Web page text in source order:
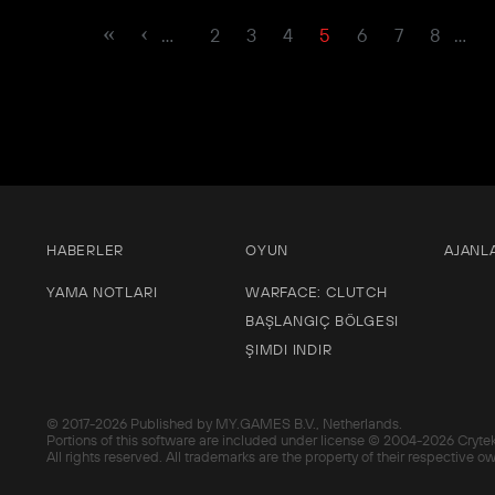
… 2 3 4 5 6 7 8 …
HABERLER
YAMA NOTLARI
OYUN
WARFACE: CLUTCH
BAŞLANGIÇ BÖLGESI
ŞIMDI INDIR
© 2017-2026 Published by MY.GAMES B.V., Netherlands.
Portions of this software are included under license © 2004-2026
All rights reserved. All trademarks are the property of their respective